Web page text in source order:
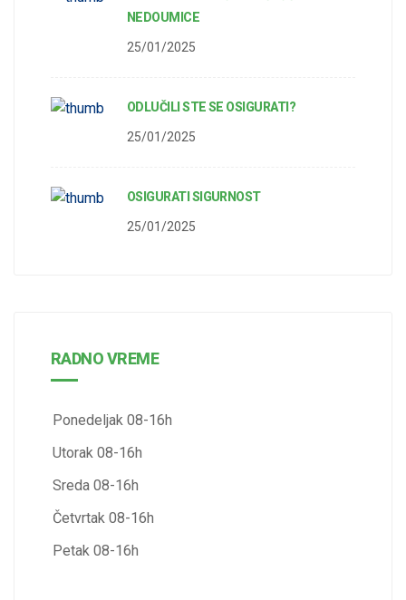
NEDOUMICE
25/01/2025
ODLUČILI STE SE OSIGURATI?
25/01/2025
OSIGURATI SIGURNOST
25/01/2025
RADNO VREME
Ponedeljak 08-16h
Utorak 08-16h
Sreda 08-16h
Četvrtak 08-16h
Petak 08-16h